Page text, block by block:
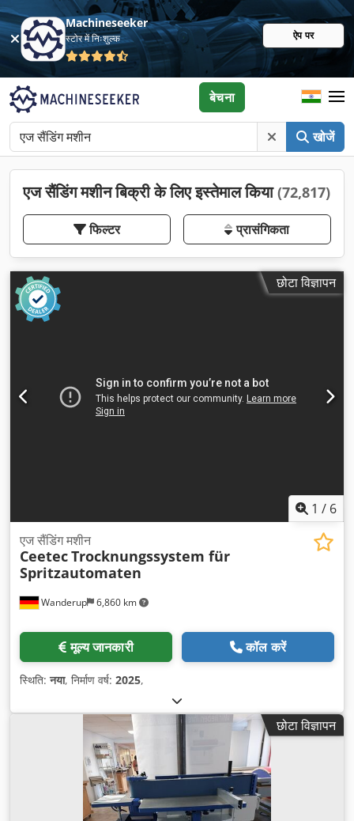
Machineseeker
स्टोर में निःशुल्क ऐप पर
खोजें
बेचना
एज सैंडिंग मशीन बिक्री के लिए इस्तेमाल किया(72,817)
फिल्टर प्रासंगिकता
छोटा विज्ञापन
1 / 6
Wanderup 6,860 km
एज सैंडिंग मशीन
CeetecTrocknungssystem für
Spritzautomaten
मूल्य जानकारी कॉल करें
स्थिति:नया, निर्माण वर्ष: 2025,
छोटा विज्ञापन